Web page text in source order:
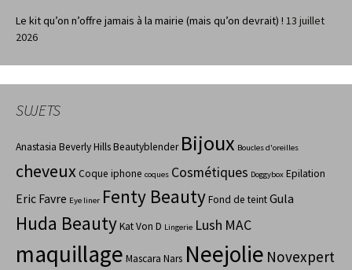
Le kit qu’on n’offre jamais à la mairie (mais qu’on devrait) ! 13 juillet
2026
SUJETS
Anastasia Beverly HillsBeautyblender Bijoux Boucles d'oreilles
cheveuxCoque iphone coques Cosmétiques Doggybox Epilation
Eric Favre Eye liner Fenty BeautyFond de teintGula
Huda BeautyKat Von D Lingerie Lush MAC
maquillage Mascara Nars Neejolie Novexpert